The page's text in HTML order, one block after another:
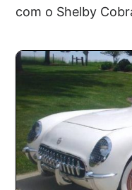
com o Shelby